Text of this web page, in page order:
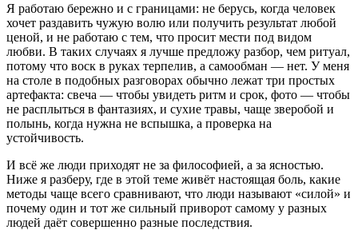
Я работаю бережно и с границами: не берусь, когда человек
хочет раздавить чужую волю или получить результат любой
ценой, и не работаю с тем, что просит мести под видом
любви. В таких случаях я лучше предложу разбор, чем ритуал,
потому что воск в руках терпелив, а самообман — нет. У меня
на столе в подобных разговорах обычно лежат три простых
артефакта: свеча — чтобы увидеть ритм и срок, фото — чтобы
не расплыться в фантазиях, и сухие травы, чаще зверобой и
полынь, когда нужна не вспышка, а проверка на
устойчивость.
И всё же люди приходят не за философией, а за ясностью.
Ниже я разберу, где в этой теме живёт настоящая боль, какие
методы чаще всего сравнивают, что люди называют «силой» и
почему один и тот же сильный приворот самому у разных
людей даёт совершенно разные последствия.